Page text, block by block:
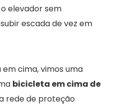
elevador sem
escada de vez em
cima, vimos uma
bicicleta em cima de
rede de proteção